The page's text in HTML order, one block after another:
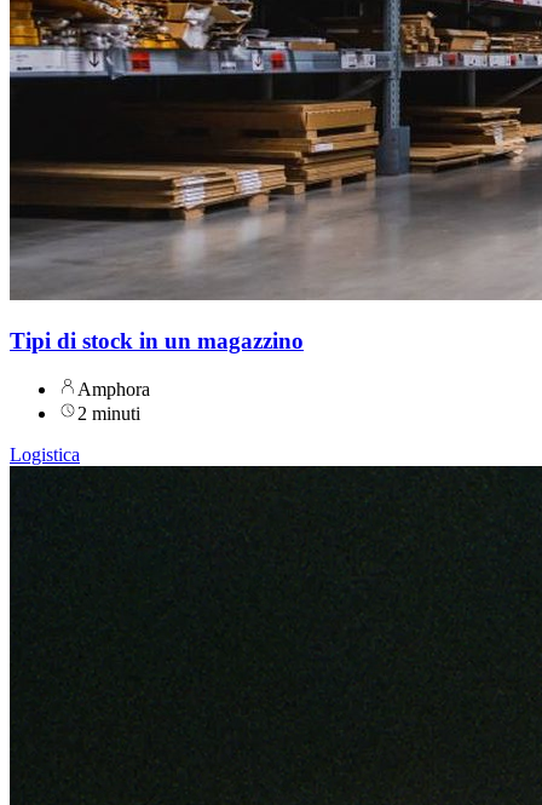
Tipi di stock in un magazzino
Amphora
2 minuti
Logistica